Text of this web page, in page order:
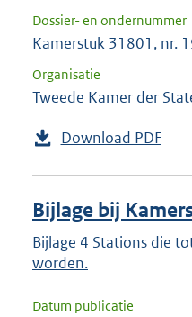
Dossier- en ondernummer
Kamerstuk 31801, nr.
Organisatie
Tweede Kamer der
Download PDF
Bijlage bij
Bijlage 4 Stations die
worden.
Datum publicatie